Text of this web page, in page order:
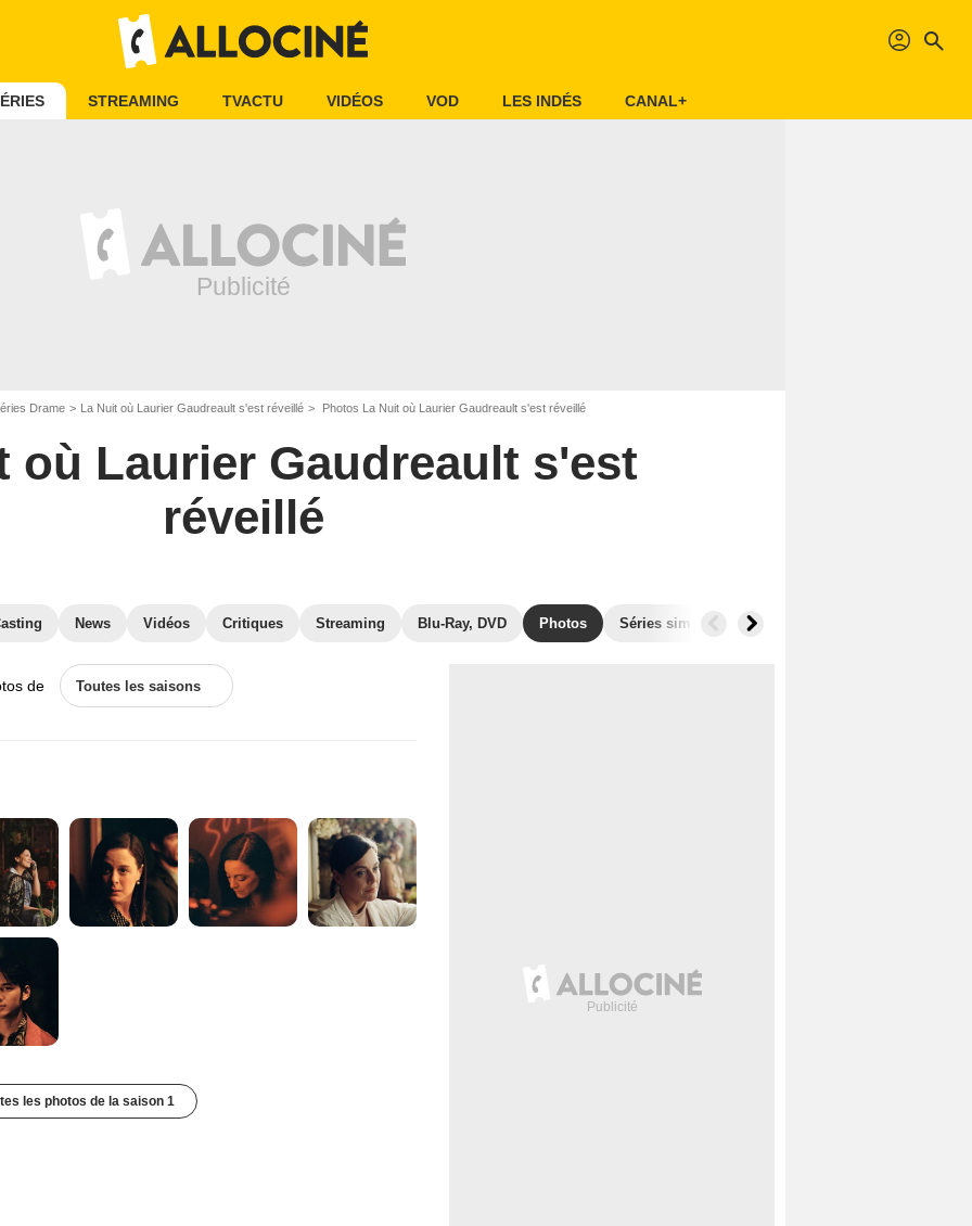
profil search
STREAMING TVACTU VIDÉOS VOD LES INDÉS CANAL+
Drame La Nuit où Laurier Gaudreault s'est réveillé Photos La Nuit où Laurier Gaudreault s'est réveillé
où Laurier Gaudreault s'est
réveillé
News Vidéos Critiques Streaming Blu-Ray, DVD Photos Séries similaires
de Toutes les saisons
les photos de la saison 1